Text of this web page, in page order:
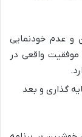
و عدم خودنمایی
واقعی در
گذاری و بعد